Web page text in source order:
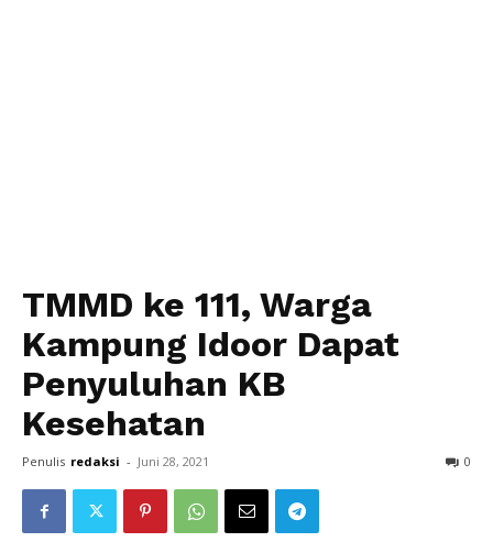
TMMD ke 111, Warga
Kampung Idoor Dapat
Penyuluhan KB
Kesehatan
Penulis redaksi - Juni 28, 2021 0